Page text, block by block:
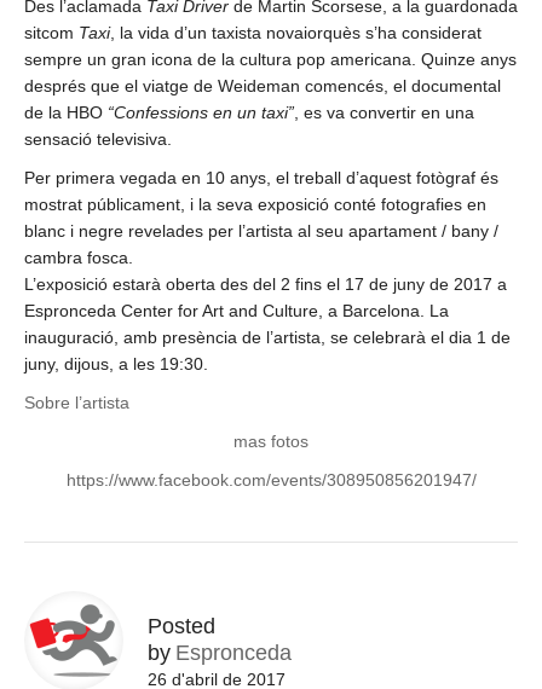
Des l’aclamada Taxi Driver de Martin Scorsese, a la guardonada
sitcom Taxi, la vida d’un taxista novaiorquès s’ha considerat
sempre un gran icona de la cultura pop americana. Quinze anys
després que el viatge de Weideman comencés, el documental
de la HBO “Confessions en un taxi” , es va convertir en una
sensació televisiva.
Per primera vegada en 10 anys, el treball d’aquest fotògraf és
mostrat públicament, i la seva exposició conté fotografies en
blanc i negre revelades per l’artista al seu apartament / bany /
cambra fosca.
L’exposició estarà oberta des del 2 fins el 17 de juny de 2017 a
Espronceda Center for Art and Culture, a Barcelona. La
inauguració, amb presència de l’artista, se celebrarà el dia 1 de
juny, dijous, a les 19:30.
Sobre l’artista
mas fotos
https://www.facebook.com/events/308950856201947/
Posted
by Espronceda
26 d'abril de 2017